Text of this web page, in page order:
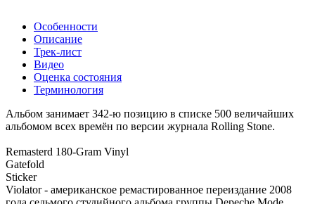
Особенности
Описание
Трек-лист
Видео
Оценка состояния
Терминология
Альбом занимает 342-ю позицию в списке 500 величайших
альбомом всех времён по версии журнала Rolling Stone.
Remasterd 180-Gram Vinyl
Gatefold
Sticker
Violator - американское ремастированное переиздание 2008